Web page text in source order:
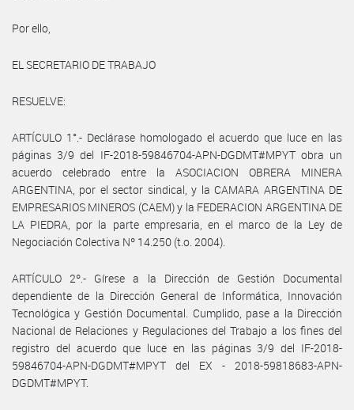
Por ello,
EL SECRETARIO DE TRABAJO
RESUELVE:
ARTÍCULO 1°.- Declárase homologado el acuerdo que luce en las
páginas 3/9 del IF-2018-59846704-APN-DGDMT#MPYT obra un
acuerdo celebrado entre la ASOCIACION OBRERA MINERA
ARGENTINA, por el sector sindical, y la CAMARA ARGENTINA DE
EMPRESARIOS MINEROS (CAEM) y la FEDERACION ARGENTINA DE
LA PIEDRA, por la parte empresaria, en el marco de la Ley de
Negociación Colectiva Nº 14.250 (t.o. 2004).
ARTÍCULO 2º.- Gírese a la Dirección de Gestión Documental
dependiente de la Dirección General de Informática, Innovación
Tecnológica y Gestión Documental. Cumplido, pase a la Dirección
Nacional de Relaciones y Regulaciones del Trabajo a los fines del
registro del acuerdo que luce en las páginas 3/9 del IF-2018-
59846704-APN-DGDMT#MPYT del EX - 2018-59818683-APN-
DGDMT#MPYT.